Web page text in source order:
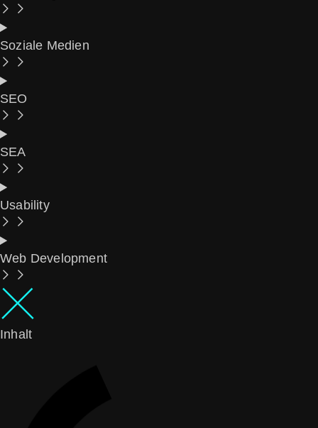
Soziale Medien
SEO
SEA
Usability
Web Development
Inhalt